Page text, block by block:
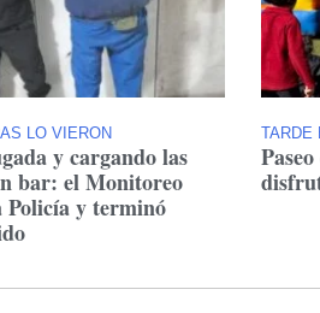
LO VIERON
y cargando las
bar: el Monitoreo
Policía y terminó
TARDE